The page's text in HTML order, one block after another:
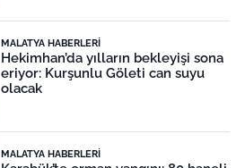
MALATYA HABERLERI
Hekimhan’da yılların bekleyişi sona
eriyor: Kurşunlu Göleti can suyu
olacak
MALATYA HABERLERI